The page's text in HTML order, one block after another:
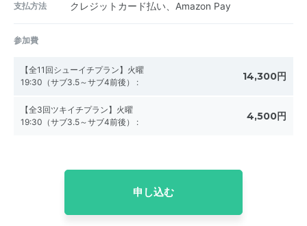
支払方法 クレジットカード払い、Amazon Pay
参加費
【全11回シューイチプラン】火曜
19:30（サブ3.5～サブ4前後） : 14,300円
【全3回ツキイチプラン】火曜
19:30（サブ3.5～サブ4前後） : 4,500円
申し込む